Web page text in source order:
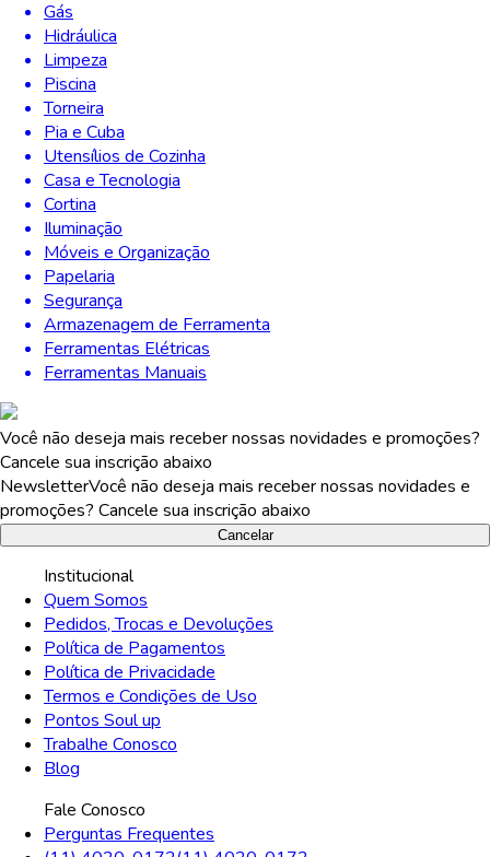
Gás
Hidráulica
Limpeza
Piscina
Torneira
Pia e Cuba
Utensílios de Cozinha
Casa e Tecnologia
Cortina
Iluminação
Móveis e Organização
Papelaria
Segurança
Armazenagem de Ferramenta
Ferramentas Elétricas
Ferramentas Manuais
Você não deseja mais receber nossas novidades e promoções?
Cancele sua inscrição abaixo
NewsletterVocê não deseja mais receber nossas novidades e
promoções? Cancele sua inscrição abaixo
Cancelar
Institucional
Quem Somos
Pedidos, Trocas e Devoluções
Política de Pagamentos
Política de Privacidade
Termos e Condições de Uso
Pontos Soul up
Trabalhe Conosco
Blog
Fale Conosco
Perguntas Frequentes